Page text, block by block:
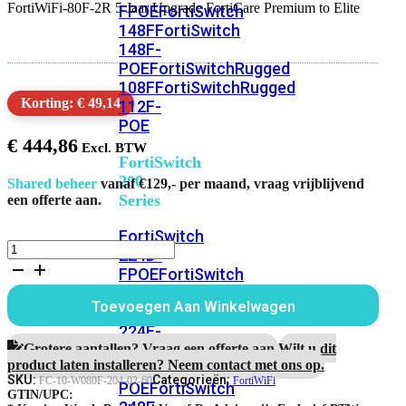
FPOEFortiSwitch
148FFortiSwitch
148F-
POEFortiSwitchRugged
108FFortiSwitchRugged
112F-
POE
FortiSwitch
200
Series
FortiSwitch
224D-
FPOEFortiSwitch
224EFortiswitch
224E-
POEFortiSwitch
248E-
POEFortiSwitch
FortiWiFi-80F-2R 5 Jaar Upgrade FortiCare Premium to Elite
Korting: € 49,14
€ 444,86
Shared beheer vanaf €129,- per maand, vraag vrijblijvend
een offerte aan.
FortiWiFi-
80F-
5
Jaar
Upgrade
FortiCare
Premium
to
Elite
Toevoegen Aan Winkelwagen
Grotere aantallen? Vraag een offerte aan.Wilt u dit
product laten installeren? Neem contact met ons op.
SKU:FC-10-W080F-204-02-60Categorieën:FortiWiFi
GTIN/UPC: